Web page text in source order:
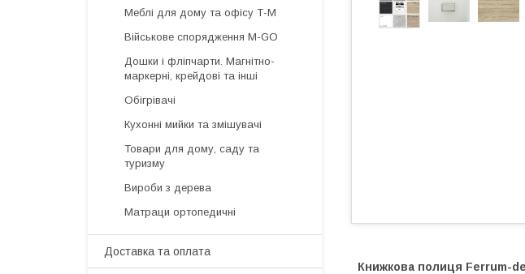
Книжкова полиця Ferrum-
Меблі для дому та офісу Т-М
Військове спорядження M-GO
Дошки і фліпчарти. Магнітно-
маркерні, крейдові та інші
Обігрівачі
Кухонні мийки та змішувачі
Товари для дому, саду та
туризму
Вироби з дерева
Матраци ортопедичні
Доставка та оплата